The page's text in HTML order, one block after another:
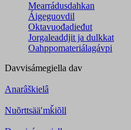
Mearrádusdahkan
Áigeguovdil
Oktavuođadieđut
Jorgaleaddjit ja dulkkat
Oahppomateriálagávpi
Davvisámegiella dav
Anarâškielâ
Nuõrttsääʹmǩiõll